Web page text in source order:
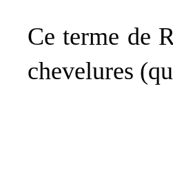
Ce terme de
chevelures